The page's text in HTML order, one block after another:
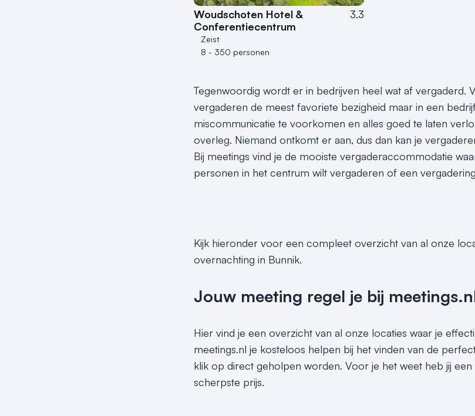
Woudschoten Hotel &
Conferentiecentrum
3.3
Zeist
8 - 350 personen
Tegenwoordig wordt er in bedrijven heel wat af vergaderd.
vergaderen de meest favoriete bezigheid maar in een
miscommunicatie te voorkomen en alles goed te laten
overleg. Niemand ontkomt er aan, dus dan kan je
Bij meetings vind je de mooiste vergaderaccommodatie
personen in het centrum wilt vergaderen of een
Kijk hieronder voor een compleet overzicht van al onze
overnachting in Bunnik.
Jouw meeting regel je bij
Hier vind je een overzicht van al onze locaties waar je
meetings.nl je kosteloos helpen bij het vinden van de
klik op direct geholpen worden. Voor je het weet heb jij
scherpste prijs.